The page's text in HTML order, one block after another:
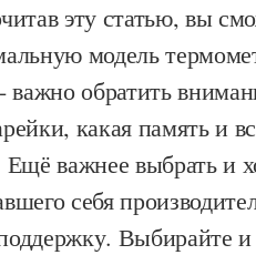
эту статью, вы
модель
важно обратить
какая память и
важнее выбрать и
себя
Выбирайте